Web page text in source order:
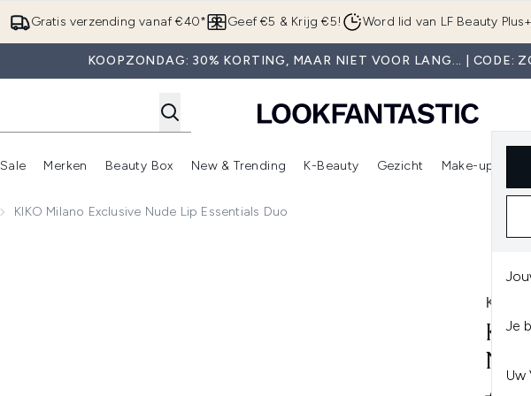
Overslaan naar de hoofdinhoud
Gratis verzending vanaf €40* Geef €5 & Krijg €5! Word lid van LF Beauty Plus+
KOOPZONDAG: 30% KORTING, MAAR NIET VOOR LANG... | CODE:
Je
Uw
Enter submenu (Zomer)
Sale
Enter submenu (Sale)
Merken
Enter submenu (Merken)
Beauty Box
Enter submenu (Beauty Box)
New & Trending
Enter submenu (New & Trending)
K-Beauty
Enter submenu (K-Beauty)
Gezicht Make-up
KIKO Milano Exclusive Nude Lip Essentials Duo
KIKO